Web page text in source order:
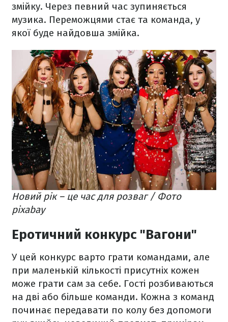
змійку. Через певний час зупиняється
музика. Переможцями стає та команда, у
якої буде найдовша змійка.
Новий рік – це час для розваг / Фото
pixabay
Еротичний конкурс "Вагони"
У цей конкурс варто грати командами, але
при маленькій кількості присутніх кожен
може грати сам за себе. Гості розбиваються
на дві або більше команди. Кожна з команд
починає передавати по колу без допомоги